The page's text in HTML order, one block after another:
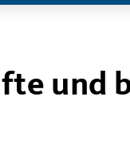
und